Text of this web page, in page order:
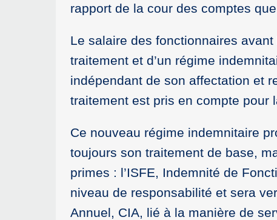
rapport de la cour des comptes
Le salaire des fonctionnaires
traitement et d’un régime
indépendant de son affectation et
traitement est pris en compte pour
Ce nouveau régime indemnitaire
toujours son traitement de base,
primes : l’ISFE, Indemnité de
niveau de responsabilité et sera
Annuel, CIA, lié à la manière de